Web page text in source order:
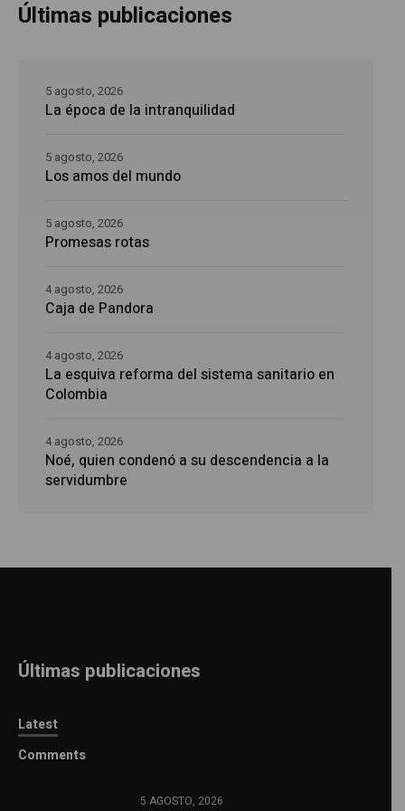
Últimas publicaciones
La época de la intranquilidad
5 agosto, 2026
Los amos del mundo
5 agosto, 2026
Promesas rotas
5 agosto, 2026
Caja de Pandora
4 agosto, 2026
La esquiva reforma del sistema sanitario en
Colombia
4 agosto, 2026
Noé, quien condenó a su descendencia a la
servidumbre
4 agosto, 2026
Últimas publicaciones
Latest
Comments
5 AGOSTO, 2026